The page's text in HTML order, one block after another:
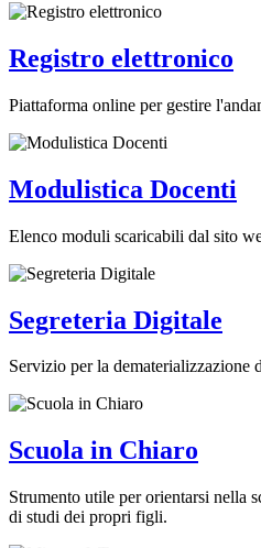
Registro elettronico
Piattaforma online per gestire
Modulistica Docenti
Elenco moduli scaricabili dal sito
Segreteria Digitale
Servizio per la dematerializzazione
Scuola in Chiaro
Strumento utile per orientarsi nella
di studi dei propri figli.